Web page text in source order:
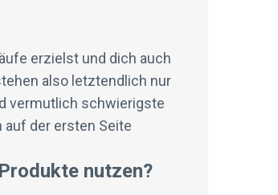
erzielst und dich auch
also letztendlich nur
vermutlich schwierigste
auf der ersten Seite
nutzen?